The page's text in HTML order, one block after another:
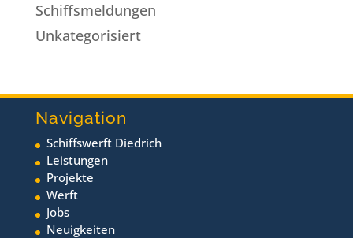
Schiffsmeldungen
Unkategorisiert
Navigation
Schiffswerft Diedrich
Leistungen
Projekte
Werft
Jobs
Neuigkeiten